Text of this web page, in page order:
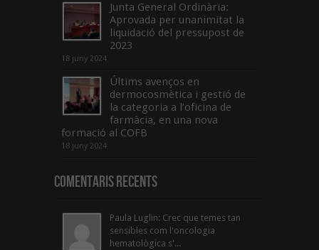
Junta General Ordinària:
Aprovada per unanimitat la
liquidació del pressupost de
2023
18 juny 2024
Últims avenços en
dermocosmètica i gestió de
la categoria a l’oficina de
farmàcia, en una nova
formació al COFB
18 juny 2024
Comentaris Recents
Paula Luglin: Crec que temes tan
sensibles com l'oncologia
hematològica s'...